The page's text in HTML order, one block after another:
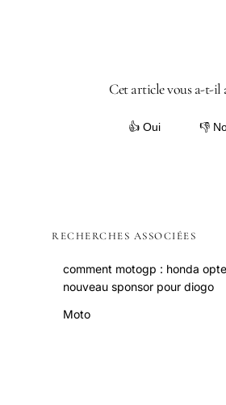
Cet article vous a-t-il
👍 Oui 👎
RECHERCHES ASSOCIÉES
comment motogp : honda
nouveau sponsor pour diogo
Moto